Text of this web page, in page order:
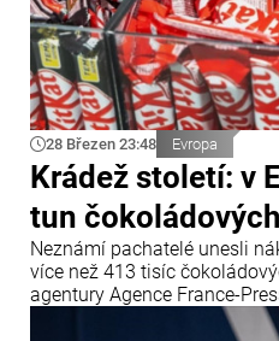
28 Březen 23:48 Evropa
Krádež století: v
tun
Neznámí pachatelé unesli
více než 413 tisíc
agentury Agence France-
služba společnosti Nestlé.